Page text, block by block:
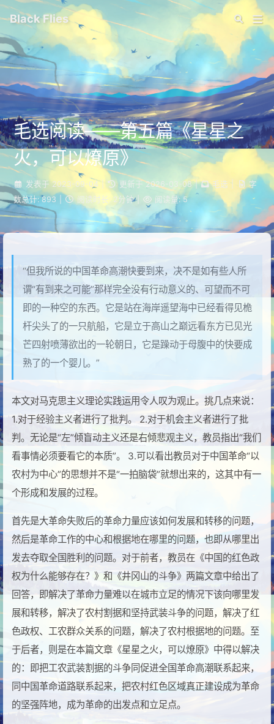
Black Flies
毛选阅读——第五篇《星星之
火，可以燎原》
发表于 2023-09-04 更新于 2026-03-08 | 毛选 |
字
数总计: 893 阅读时长: 2分钟 | 阅读量: 5
“但我所说的中国革命高潮快要到来，决不是如有些人所
谓“有到来之可能”那样完全没有行动意义的、可望而不可
即的一种空的东西。它是站在海岸遥望海中已经看得见桅
杆尖头了的一只航船，它是立于高山之巅远看东方已见光
芒四射喷薄欲出的一轮朝日，它是躁动于母腹中的快要成
熟了的一个婴儿。”
本文对马克思主义理论实践运用令人叹为观止。挑几点来说：
1.对于经验主义者进行了批判。 2.对于机会主义者进行了批
判。无论是“左”倾盲动主义还是右倾悲观主义，教员指出“我们
看事情必须要看它的本质”。 3.可以看出教员对于中国革命“以
农村为中心”的思想并不是“一拍脑袋”就想出来的，这其中有一
个形成和发展的过程。
首先是大革命失败后的革命力量应该如何发展和转移的问题，
然后是革命工作的中心和根据地在哪里的问题，也即从哪里出
发去夺取全国胜利的问题。对于前者，教员在《中国的红色政
权为什么能够存在？》和《井冈山的斗争》两篇文章中给出了
回答，即解决了革命力量难以在城市立足的情况下该向哪里发
展和转移，解决了农村割据和坚持武装斗争的问题，解决了红
色政权、工农群众关系的问题，解决了农村根据地的问题。至
于后者，则是在本篇文章《星星之火，可以燎原》中得以解决
的：即把工农武装割据的斗争同促进全国革命高潮联系起来，
同中国革命道路联系起来，把农村红色区域真正建设成为革命
的坚强阵地，成为革命的出发点和立足点。